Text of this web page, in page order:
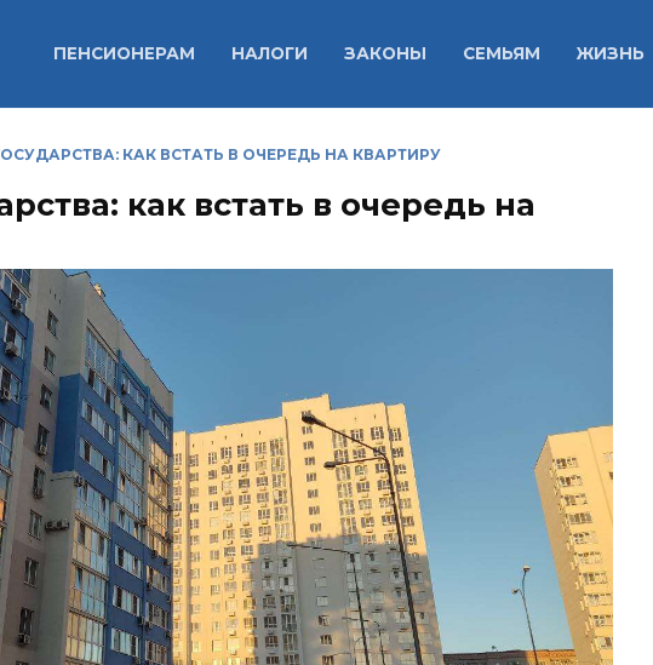
ПЕНСИОНЕРАМ НАЛОГИ ЗАКОНЫ СЕМЬЯМ ЖИЗНЬ
КАК ВСТАТЬ В ОЧЕРЕДЬ НА КВАРТИРУ
как встать в очередь на